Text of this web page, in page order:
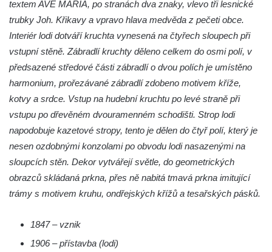
Kostel svatého Havla na hřbitově v
Hrobčicích
Kaple svatého Vavřince v Mirošovicích
Márnice na hřbitově v Račicích
Márnice na hřbitově v Dobříni
Kaple v Bezděkově
Kaple Nejsvětější Trojice v centru Liběšic
Výklenková kaple na rozcestí na jižním
okraji Liběšic
Kostel svaté Kateřiny v Chouči
Kaple svatého Blažeje východně od Lužice
Kostel svatého Augustina v Lužici
Márnice na hřbitově v Lužici
textem AVE MARIA, po stranách dva znaky, vlevo tři lesnické
trubky Joh. Křikavy a vpravo hlava medvěda z pečeti obce.
Interiér lodi dotváří kruchta vynesená na čtyřech sloupech při
vstupní stěně. Zábradlí kruchty děleno celkem do osmi polí, v
předsazené středové části zábradlí o dvou polích je umístěno
harmonium, prořezávané zábradlí zdobeno motivem kříže,
kotvy a srdce. Vstup na hudební kruchtu po levé straně při
vstupu po dřevěném dvouramenném schodišti. Strop lodi
napodobuje kazetové stropy, tento je dělen do čtyř polí, který je
nesen ozdobnými konzolami po obvodu lodi nasazenými na
sloupcích stěn. Dekor vytvářejí světle, do geometrických
obrazců skládaná prkna, přes ně nabitá tmavá prkna imitující
trámy s motivem kruhu, ondřejských křížů a tesařských pásků.
1847 – vznik
1906 – přístavba (lodi)